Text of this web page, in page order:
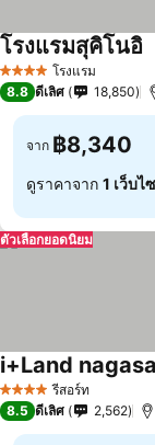
4 ดาว โรงแรม
โรงแรมสุคิโนอิ
8.8 ดีเลิศ 18,850
จาก ฿8,340
ดูราคาจาก 1 เว็บไ
ตัวเลือกยอดนิยม
4 ดาว รีสอร์ท
i+Land
8.5 ดีเลิศ 2,562